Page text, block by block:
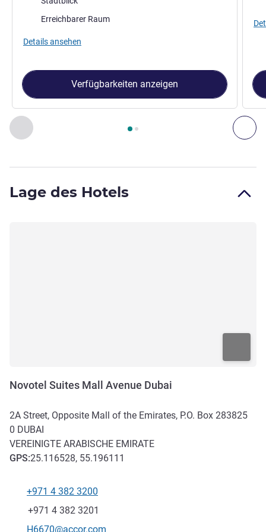
Zurück - Zimmer
Seite1 , Zimmer 1 : Die 30 m² große Suite ist ideal für
Erreichbarer Raum
Details ansehen
Verfügbarkeiten anzeigen
Lage des Hotels
Novotel Suites Mall Avenue Dubai
2A Street, Opposite Mall of the Emirates, P.O. Box 283825
0 DUBAI
VEREINIGTE ARABISCHE EMIRATE
GPS:25.116528, 55.196111
+971 4 382 3200
Fax
+971 4 382 3201
Kontakt-E-Mail
H6670@accor.com